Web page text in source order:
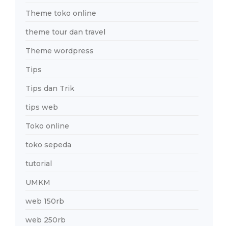
Theme toko online
theme tour dan travel
Theme wordpress
Tips
Tips dan Trik
tips web
Toko online
toko sepeda
tutorial
UMKM
web 150rb
web 250rb